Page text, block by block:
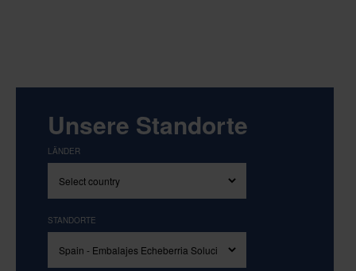
Unsere Standorte
LÄNDER
STANDORTE